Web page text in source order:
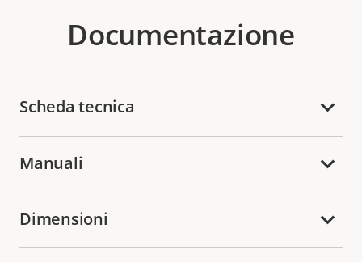
Documentazione
Scheda tecnica
Manuali
Dimensioni